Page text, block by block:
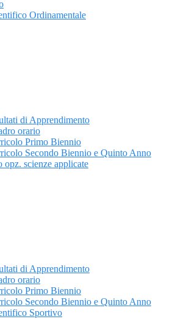
Ordinamentale
di Apprendimento
orario
Primo Biennio
Secondo Biennio e Quinto Anno
opz. scienze applicate
di Apprendimento
orario
Primo Biennio
Secondo Biennio e Quinto Anno
Sportivo